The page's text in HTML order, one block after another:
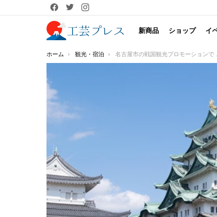
facebooktwitterinstagram
新商品 ショップ イ
You are here:
ホーム 観光・宿泊 名古屋市の戦国観光プロモーションで 市内人気店による“家康コラボグルメ”を期間限定販売